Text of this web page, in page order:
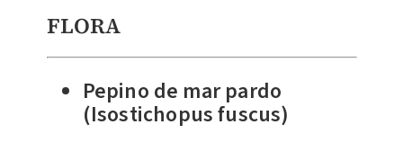
FLORA
Pepino de mar pardo
(Isostichopus fuscus)